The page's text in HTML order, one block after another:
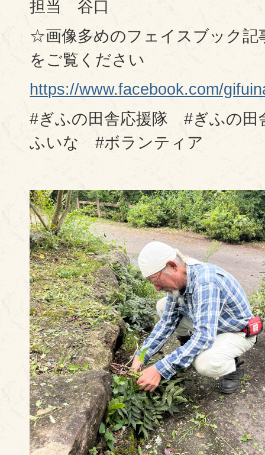
担当 谷口
☆画像多めのフェイスブック記
をご覧ください
https://www.facebook.com/
#ぎふの田舎応援隊 #ぎふの
ふいな #ボランティア